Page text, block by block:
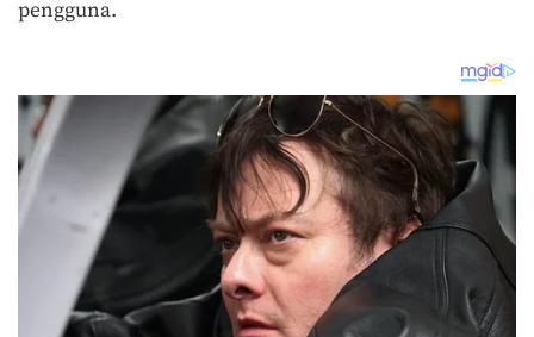
pengguna.